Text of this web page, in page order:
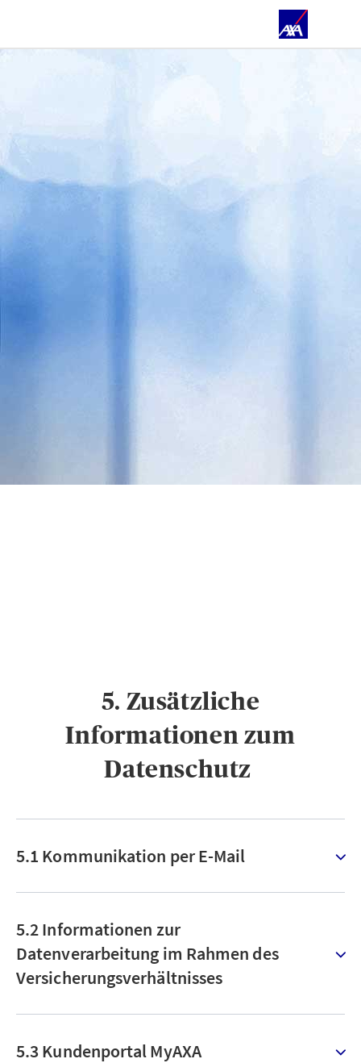
ÖFFENTLICHER DIENST
5. Zusätzliche
Informationen zum
Datenschutz ​
5.1 Kommunikation per E-Mail
5.2 Informationen zur
Datenverarbeitung im Rahmen des
Versicherungsverhältnisses
5.3 Kundenportal MyAXA